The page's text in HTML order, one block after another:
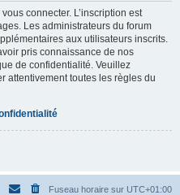
connecter. L’inscription est
Les administrateurs du forum
aux utilisateurs inscrits.
pris connaissance de nos
de confidentialité. Veuillez
attentivement toutes les règles du
Fuseau horaire sur UTC+01:00